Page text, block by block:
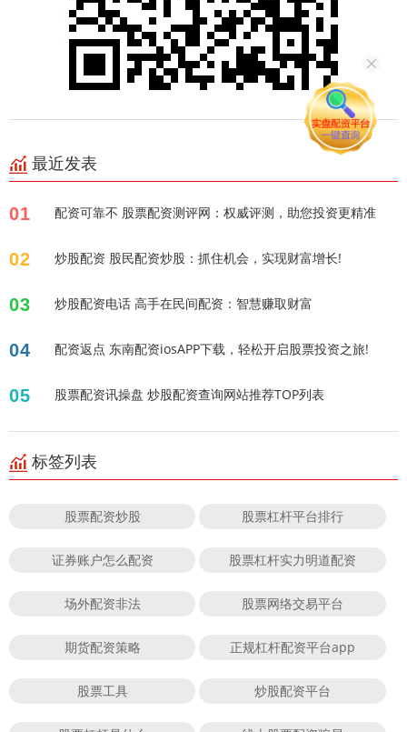
最近发表
01 配资可靠不 股票配资测评网：权威评测，助您投资更精准
02 炒股配资 股民配资炒股：抓住机会，实现财富增长!
03 炒股配资电话 高手在民间配资：智慧赚取财富
04 配资返点 东南配资iosAPP下载，轻松开启股票投资之旅!
05 股票配资讯操盘 炒股配资查询网站推荐TOP列表
标签列表
股票配资炒股 股票杠杆平台排行
证券账户怎么配资 股票杠杆实力明道配资
场外配资非法 股票网络交易平台
期货配资策略 正规杠杆配资平台app
股票工具 炒股配资平台